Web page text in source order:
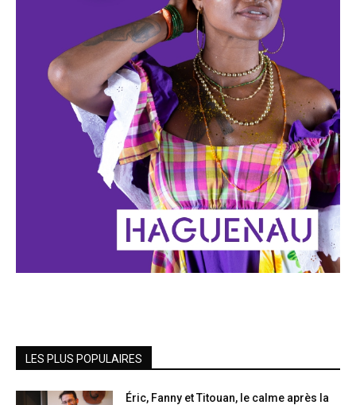
LES PLUS POPULAIRES
Éric, Fanny et Titouan, le calme après la